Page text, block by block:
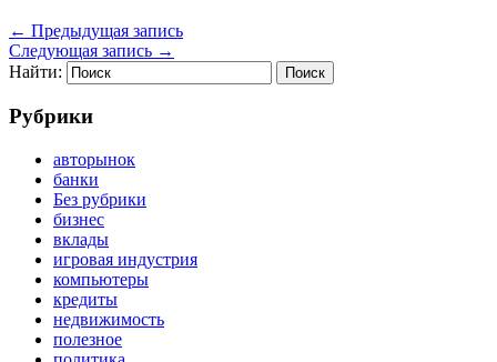
← Предыдущая запись
Следующая запись →
Найти:
Рубрики
авторынок
банки
Без рубрики
бизнес
вклады
игровая индустрия
компьютеры
кредиты
недвижимость
полезное